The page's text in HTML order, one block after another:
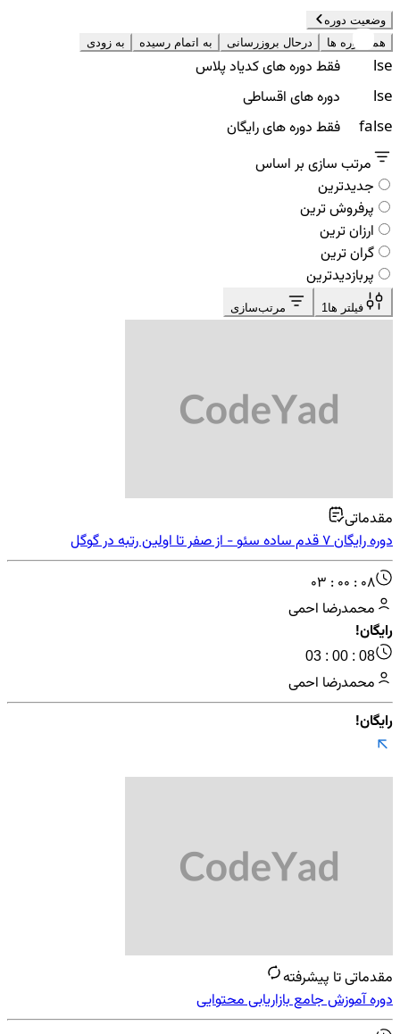
وضعیت دوره
همه دوره ها
درحال بروزرسانی به اتمام رسیده به زودی
false فقط دوره های کدیاد پلاس
false دوره های اقساطی
false
فقط دوره های رایگان
مرتب سازی بر اساس
جدیدترین
پرفروش ترین
ارزان ترین
گران ترین
پربازدیدترین
فیلتر ها 1 مرتب‌سازی
مقدماتی
دوره رایگان ۷ قدم ساده سئو - از صفر تا اولین رتبه در گوگل
03 : 00 : 08
محمدرضا احمی
رایگان!
03 : 00 : 08
محمدرضا احمی
رایگان!
مقدماتی تا پیشرفته
دوره آموزش جامع بازاریابی محتوایی